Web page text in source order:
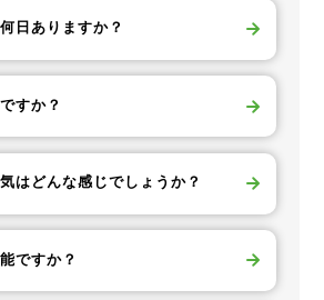
日ありますか？
すか？
はどんな感じでしょうか？
ですか？